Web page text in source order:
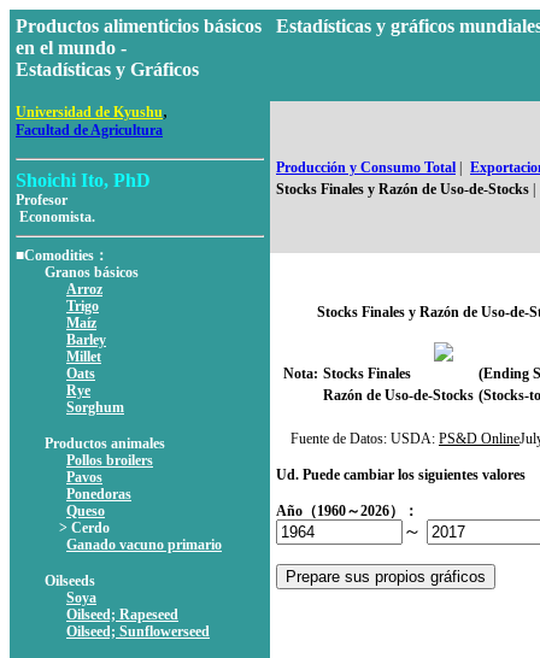
Productos alimenticios básicos
en el mundo -
Estadísticas y Gráficos
Universidad de Kyushu,
Facultad de Agricultura
Shoichi Ito, PhD
Profesor
Economista.
■Comodities：
Granos básicos
Arroz
Trigo
Maíz
Barley
Millet
Oats
Rye
Sorghum
Productos animales
Pollos broilers
Pavos
Ponedoras
Queso
> Cerdo
Ganado vacuno primario
Oilseeds
Soya
Oilseed; Rapeseed
Oilseed; Sunflowerseed
Estadísticas y gráficos
Producción y Consumo Total
Stocks Finales y Razón de Uso-de-Stocks
Stocks Finales y Razón de Uso-de-
Nota: Stocks Finales
(Ending
Razón de Uso-de-Stocks (Stocks-
Fuente de Datos: USDA: PS&D Online
Ud. Puede cambiar los siguientes valores
Año（1960～2026）：
～